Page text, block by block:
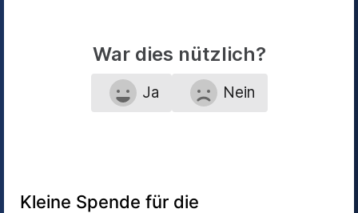
War dies nützlich?
Ja Nein
Kleine Spende für die